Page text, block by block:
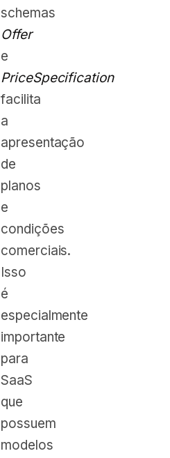
schemas
Offer
e
PriceSpecification
facilita
a
apresentação
de
planos
e
condições
comerciais.
Isso
é
especialmente
importante
para
SaaS
que
possuem
modelos